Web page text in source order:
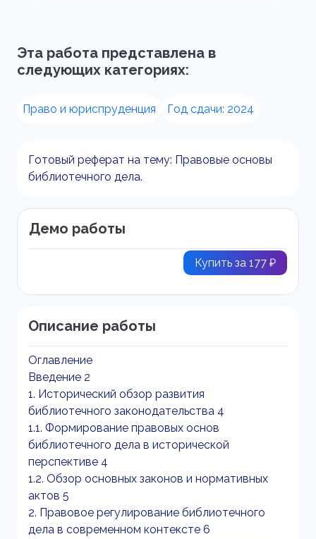
Эта работа представлена в
следующих категориях:
Право и юриспруденция Год сдачи: 2024
Готовый реферат на тему: Правовые основы
библиотечного дела.
Демо работы
Купить за 177 ₽
Описание работы
Оглавление
Введение 2
1. Исторический обзор развития
библиотечного законодательства 4
1.1. Формирование правовых основ
библиотечного дела в исторической
перспективе 4
1.2. Обзор основных законов и нормативных
актов 5
2. Правовое регулирование библиотечного
дела в современном контексте 6